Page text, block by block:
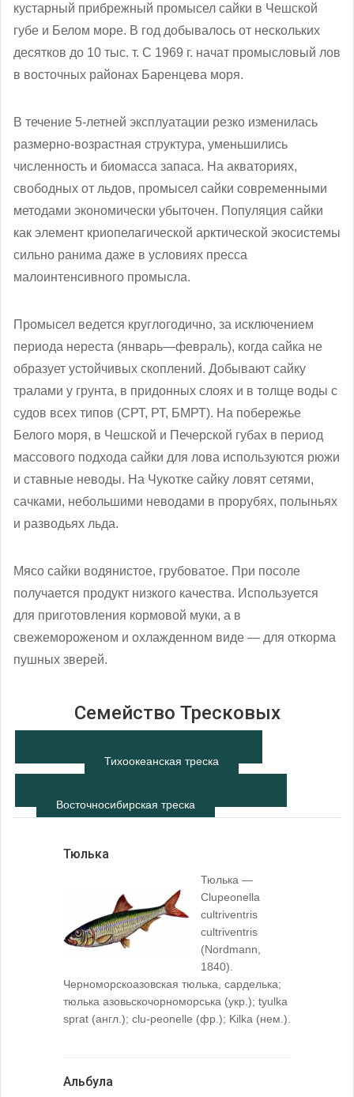
кустарный прибрежный промысел сайки в Чешской
губе и Белом море. В год добывалось от нескольких
десятков до 10 тыс. т. С 1969 г. начат промысловый лов
в восточных районах Баренцева моря.
В течение 5-летней эксплуатации резко изменилась
размерно-возрастная структура, уменьшились
численность и биомасса запаса. На акваториях,
свободных от льдов, промысел сайки современными
методами экономически убыточен. Популяция сайки
как элемент криопелагической арктической экосистемы
сильно ранима даже в условиях пресса
малоинтенсивного промысла.
Промысел ведется круглогодично, за исключением
периода нереста (январь—февраль), когда сайка не
образует устойчивых скоплений. Добывают сайку
тралами у грунта, в придонных слоях и в толще воды с
судов всех типов (СРТ, РТ, БМРТ). На побережье
Белого моря, в Чешской и Печерской губах в период
массового подхода сайки для лова используются рюжи
и ставные неводы. На Чукотке сайку ловят сетями,
сачками, небольшими неводами в прорубях, полыньях
и разводьях льда.
Мясо сайки водянистое, грубоватое. При посоле
получается продукт низкого качества. Используется
для приготовления кормовой муки, а в
свежемороженом и охлажденном виде — для откорма
пушных зверей.
Семейство Тресковых
Тихоокеанская треска
Восточносибирская треска
Тюлька
Тюлька —
Clupeonella
cultriventris
cultriventris
(Nordmann,
1840).
Черноморскоазовская тюлька, сарделька;
тюлька азовьскочорноморська (укр.); tyulka
sprat (англ.); clu-peonelle (фр.); Kilka (нем.).
Альбула